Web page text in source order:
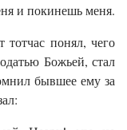
и покинешь меня.
понял, чего
Божьей, стал
бывшее ему за